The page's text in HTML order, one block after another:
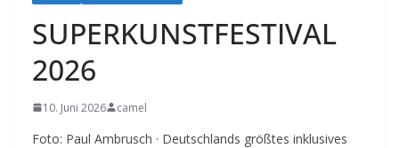
SUPERKUNSTFESTIVAL
2026
10. Juni 2026 camel
Foto: Paul Ambrusch · Deutschlands größtes inklusives